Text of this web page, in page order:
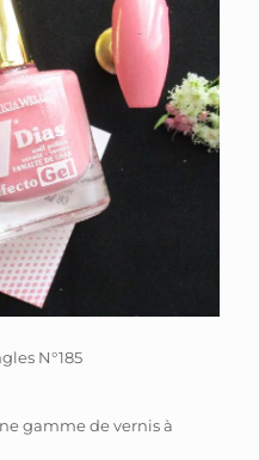
gamme de vernis à